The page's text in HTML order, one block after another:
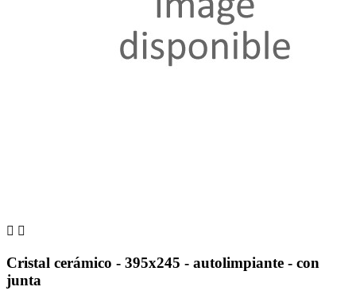
 
Cristal cerámico - 395x245 - autolimpiante - con
junta